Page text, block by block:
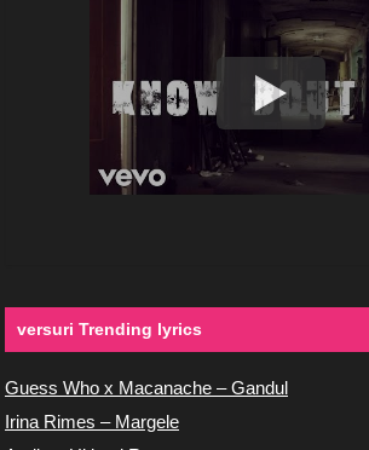
versuri Trending lyrics
Guess Who x Macanache – Gandul
Irina Rimes – Margele